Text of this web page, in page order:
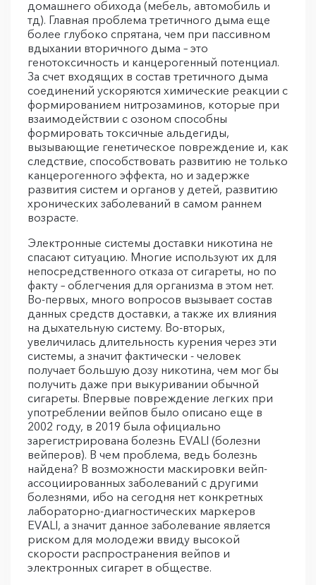
домашнего обихода (мебель, автомобиль и
тд). Главная проблема третичного дыма еще
более глубоко спрятана, чем при пассивном
вдыхании вторичного дыма – это
генотоксичность и канцерогенный потенциал.
За счет входящих в состав третичного дыма
соединений ускоряются химические реакции с
формированием нитрозаминов, которые при
взаимодействии с озоном способны
формировать токсичные альдегиды,
вызывающие генетическое повреждение и, как
следствие, способствовать развитию не только
канцерогенного эффекта, но и задержке
развития систем и органов у детей, развитию
хронических заболеваний в самом раннем
возрасте.
Электронные системы доставки никотина не
спасают ситуацию. Многие используют их для
непосредственного отказа от сигареты, но по
факту – облегчения для организма в этом нет.
Во-первых, много вопросов вызывает состав
данных средств доставки, а также их влияния
на дыхательную систему. Во-вторых,
увеличилась длительность курения через эти
системы, а значит фактически - человек
получает большую дозу никотина, чем мог бы
получить даже при выкуривании обычной
сигареты. Впервые повреждение легких при
употреблении вейпов было описано еще в
2002 году, в 2019 была официально
зарегистрирована болезнь EVALI (болезни
вейперов). В чем проблема, ведь болезнь
найдена? В возможности маскировки вейп-
ассоциированных заболеваний с другими
болезнями, ибо на сегодня нет конкретных
лабораторно-диагностических маркеров
EVALI, а значит данное заболевание является
риском для молодежи ввиду высокой
скорости распространения вейпов и
электронных сигарет в обществе.